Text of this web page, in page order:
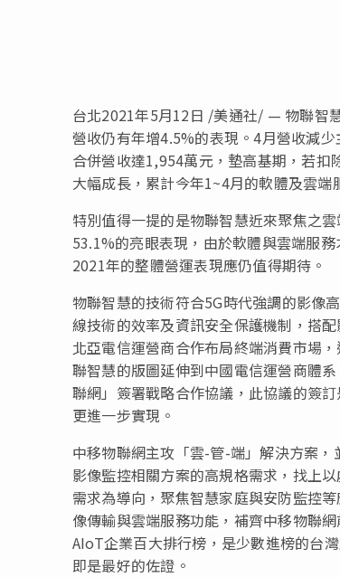
台北2021年5月12日 /美通社/ — 物聯智
營收仍有年增4.5%的表現。4月營收減
合併營收達1,954萬元，墊高基期，若
大幅成長，累計今年1~4月的軟體及雲
特別值得一提的是物聯智慧近來聚焦之
53.1%的亮眼表現，由於軟體與雲端服
2021年的整體營運表現應仍值得期待。
物聯智慧的技術符合5G時代強調的影像
線技術的效率及資訊安全保護機制，搭
北亞電信運營商合作布局終端消費市場
聯智慧的版圖延伸到中國電信運營商體
聯網」 簽署戰略合作協議，此協議的簽
更進一步實現。
中移物聯網主攻 「雲-管-端」解決方案，
影像監控相關方案的高規格需求，找上
需求為導向，聚焦智慧家庭與安防監控
像傳輸與雲端服務功能，補齊中移物聯
AIoT企業百大排行榜，是少數進榜的台
即是最好的佐證。